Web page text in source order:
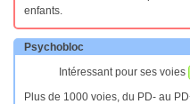
enfants.
Psychobloc
Intéressant pour ses voies
Plus de 1000 voies, du PD- au